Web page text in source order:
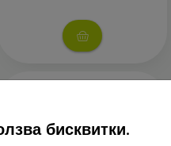
бисквитки.